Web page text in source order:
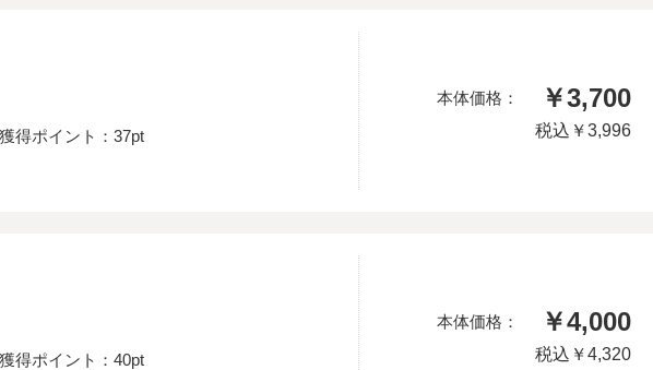
獲得ポイント：37pt
本体価格： ￥3,700
税込 ￥3,996
獲得ポイント：40pt
本体価格： ￥4,000
税込 ￥4,320